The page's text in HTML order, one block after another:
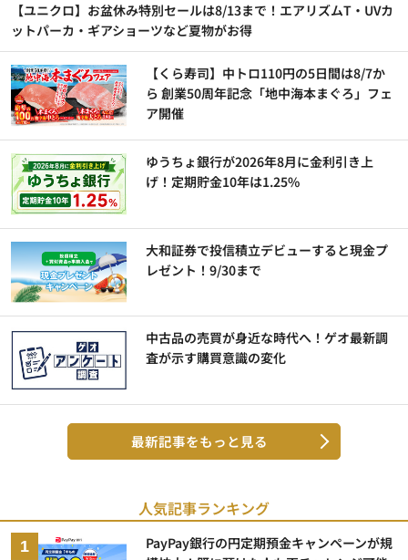
【ユニクロ】お盆休み特別セールは8/13まで！エアリズムT・UVカ
ットパーカ・ギアショーツなど夏物がお得
【くら寿司】中トロ110円の5日間は8/7か
ら 創業50周年記念「地中海本まぐろ」フェ
ア開催
ゆうちょ銀行が2026年8月に金利引き上
げ！定期貯金10年は1.25%
大和証券で投信積立デビューすると現金プ
レゼント！9/30まで
中古品の売買が身近な時代へ！ゲオ最新調
査が示す購買意識の変化
最新記事をもっと見る
人気記事ランキング
PayPay銀行の円定期預金キャンペーンが規